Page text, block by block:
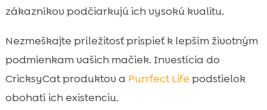
zákazníkov podčiarkujú ich vysokú kvalitu.
Nezmeškajte príležitosť prispieť k lepším životným
podmienkam vašich mačiek. Investícia do
CricksyCat produktov a Purrfect Life podstielok
obohatí ich existenciu.